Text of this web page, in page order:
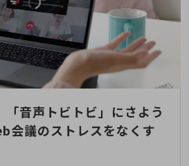
プのサステナビリティ
「音声トビトビ」にさよう
会議のストレスをなくす